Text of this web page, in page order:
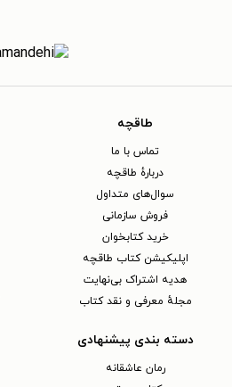
طاقچه
تماس با ما
دربارهٔ طاقچه
سوال‌های متداول
فروش سازمانی
خرید کتابخوان
اپلیکیشن کتاب طاقچه
هدیه اشتراک بی‌نهایت
مجلهٔ معرفی و نقد کتاب
دسته بندی پیشنهادی
رمان عاشقانه